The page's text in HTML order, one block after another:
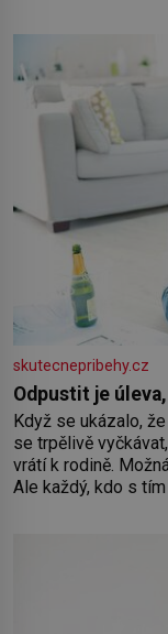
koloběžce a den
skutecnepribehy.cz
Odpustit je
Když se ukázalo,
se trpělivě
vrátí k rodině.
Ale každý, kdo s